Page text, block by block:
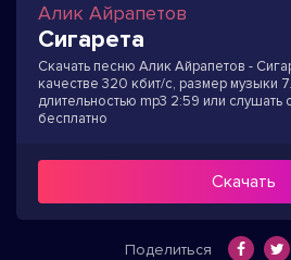
Алик Айрапетов
Сигарета
Скачать песню Алик Айрапетов -
качестве 320 кбит/с, размер музыки
длительностью mp3 2:59 или слушать
бесплатно
Скачать
Поделиться